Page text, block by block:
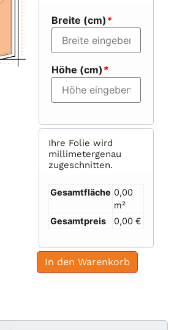
Breite (cm) *
Höhe (cm) *
Ihre Folie wird
millimetergenau
zugeschnitten.
Gesamtfläche 0,00
m²
Gesamtpreis
0,00 €
In den Warenkorb